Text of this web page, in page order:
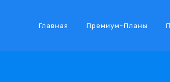
Главная Премиум-Планы